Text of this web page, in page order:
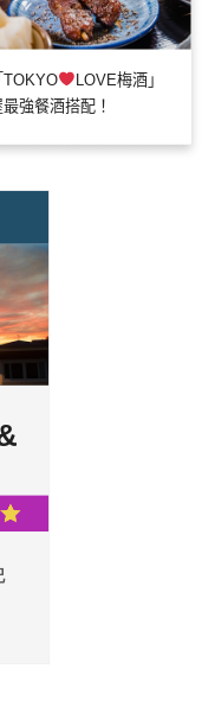
TOKYO
LOVE梅酒」
強餐酒搭配！